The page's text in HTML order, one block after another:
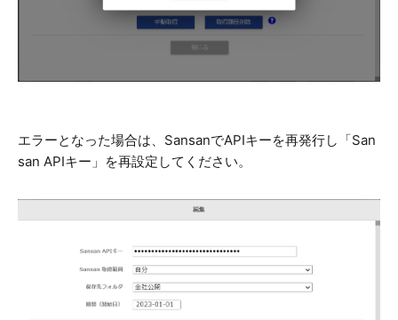
エラーとなった場合は、SansanでAPIキーを再発行し「San
san APIキー」を再設定してください。